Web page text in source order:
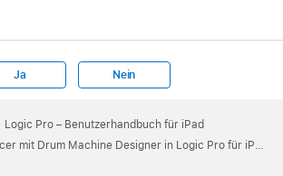
Ja Nein
Logic Pro – Benutzerhandbuch für iPad
mit Drum Machine Designer in Logic Pro für iPad verwenden